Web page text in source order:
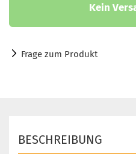
Frage zum Produkt
BESCHREIBUNG